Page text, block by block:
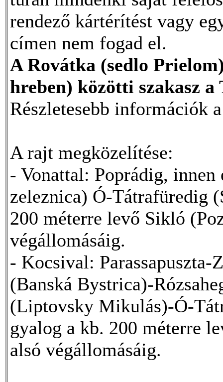
rendező kártérítést vagy
címen nem fogad el.
A Rovátka (sedlo
hreben) közötti szakasz
Részletesebb információk
A rajt megközelítése:
- Vonattal: Poprádig,
zeleznica) Ó-Tátrafüredig
200 méterre levő Sikló
végállomásáig.
- Kocsival:
(Banská Bystrica)-
(Liptovsky Mikulás)-Ó-
gyalog a kb. 200 méterre
alsó végállomásáig.